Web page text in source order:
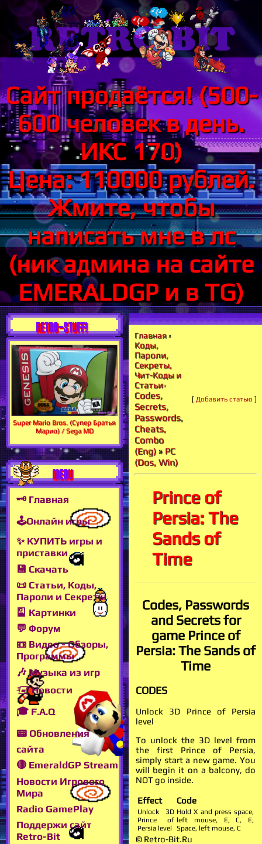
Сайт продаётся! (500-
600 человек в день.
ИКС 170)
Цена: 110000 рублей.
Жмите, чтобы
написать мне в лс
(ник админа на сайте
EMERALDGP и в TG)
RETRO-STUFF!
Super Mario Bros. (Супер Братья
Марио) / Sega MD
MENU
🗝 Главная
🕹Онлайн игры
✨ КУПИТЬ игры и
приставки
💾 Скачать
📜 Статьи, Коды,
Пароли и Секреты
🎴 Картинки
💬 Форум
📼 Видео - Обзоры,
Программы
🎶 Музыка из игр
🖅 Новости
🎓 F.A.Q
📟 Обновления
сайта
🔴 EmeraldGP Stream
Новости Игрового
Мира
Radio GamePlay
Поддержи сайт
Retro-Bit
Главная »
Коды,
Пароли,
Секреты,
Чит-Коды и
Статьи»
Codes,
Secrets,
Passwords,
Cheats,
Combo
(Eng)» PC
(Dos, Win)
[ Добавить статью ]
Prince of
Persia: The
Sands of
Time
Codes, Passwords
and Secrets for
game Prince of
Persia: The Sands of
Time
CODES
Unlock 3D Prince of Persia
level
To unlock the 3D level from
the first Prince of Persia,
simply start a new game. You
will begin it on a balcony, do
NOT go inside.
Effect Code
Unlock 3D
Prince of
Persia level
Hold X and press space,
left mouse, E, C, E,
Space, left mouse, C
© Retro-Bit.Ru